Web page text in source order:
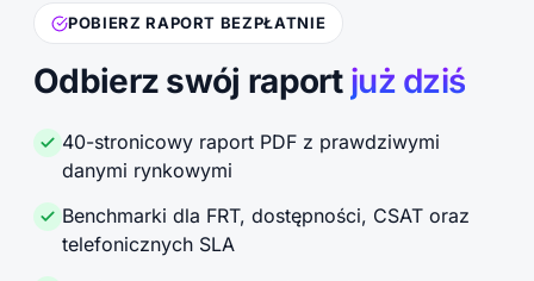
POBIERZ RAPORT BEZPŁATNIE
Odbierz swój raport już dziś
40-stronicowy raport PDF z prawdziwymi
danymi rynkowymi
Benchmarki dla FRT, dostępności, CSAT oraz
telefonicznych SLA